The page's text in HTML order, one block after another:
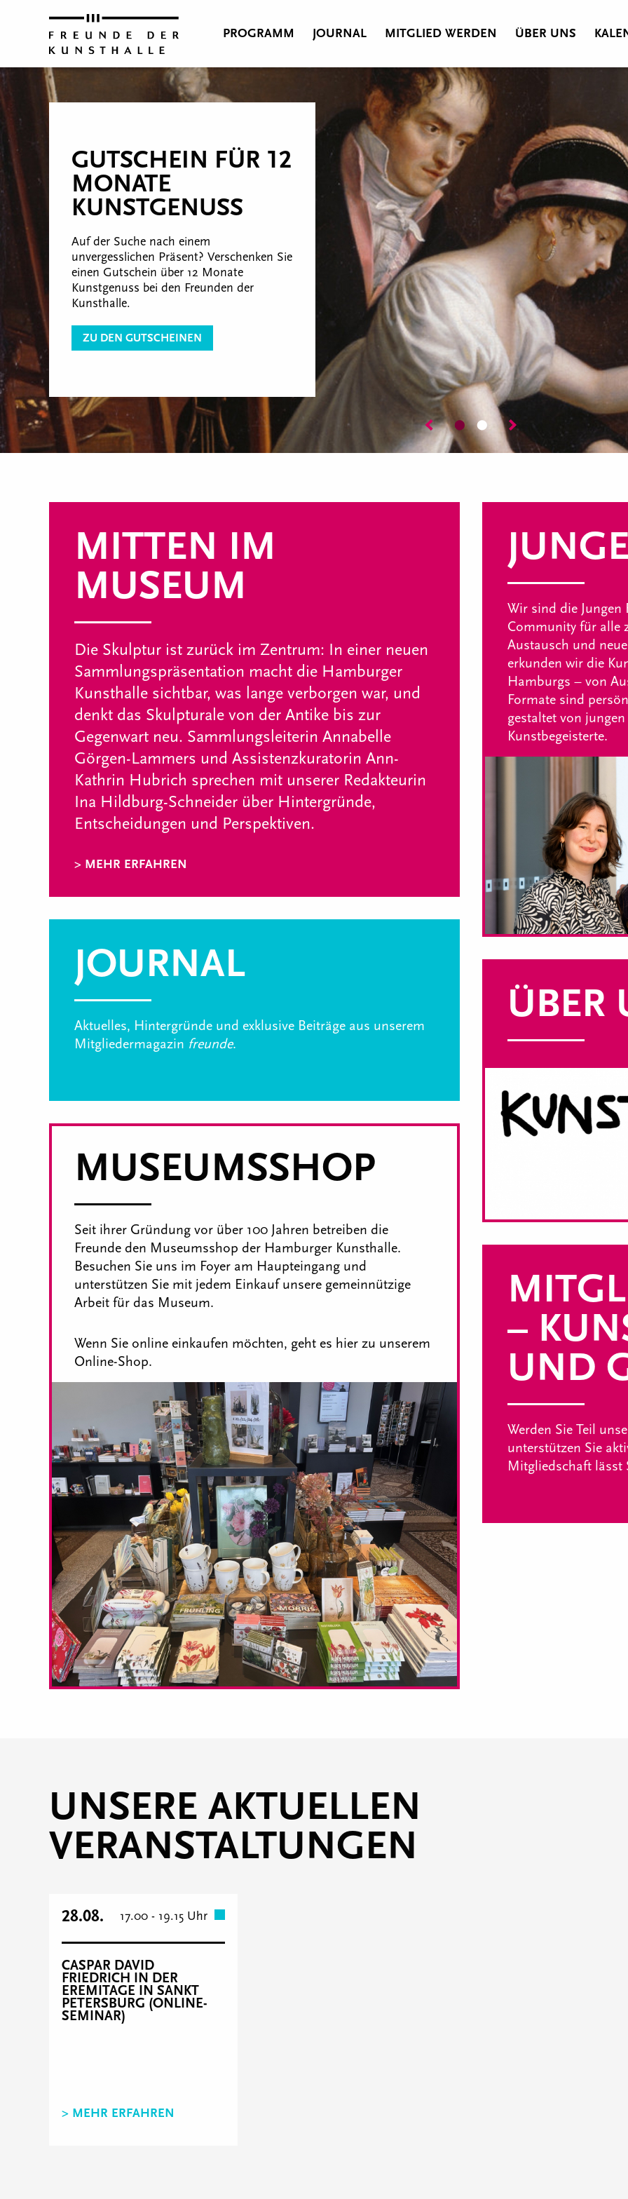
PROGRAMM JOURNAL MITGLIED WERDEN ÜBER UNS
GUTSCHEIN FÜR 12
MONATE
KUNSTGENUSS
Auf der Suche nach einem
unvergesslichen Präsent? Verschenken Sie
einen Gutschein über 12 Monate
Kunstgenuss bei den Freunden der
Kunsthalle.
ZU DEN GUTSCHEINEN
⬤ ⬤
MITTEN IM
MUSEUM
Die Skulptur ist zurück im Zentrum: In einer neuen
Sammlungspräsentation macht die Hamburger
Kunsthalle sichtbar, was lange verborgen war, und
denkt das Skulpturale von der Antike bis zur
Gegenwart neu. Sammlungsleiterin Annabelle
Görgen-Lammers und Assistenzkuratorin Ann-
Kathrin Hubrich sprechen mit unserer Redakteurin
Ina Hildburg-Schneider über Hintergründe,
Entscheidungen und Perspektiven.
> MEHR ERFAHREN
JOURNAL
Aktuelles, Hintergründe und exklusive Beiträge aus unserem
Mitgliedermagazin freunde.
MUSEUMSSHOP
Seit ihrer Gründung vor über 100 Jahren betreiben die
Freunde den Museumsshop der Hamburger Kunsthalle.
Besuchen Sie uns im Foyer am Haupteingang und
unterstützen Sie mit jedem Einkauf unsere gemeinnützige
Arbeit für das Museum.
Wenn Sie online einkaufen möchten, geht es hier zu unserem
Online-Shop.
Wir sind die Jungen
Community für alle
Austausch und
erkunden wir die
Hamburgs – von
Formate sind
gestaltet von
Kunstbegeisterte.
ÜBER
–
UND
Werden Sie Teil
unterstützen Sie
Mitgliedschaft lässt
UNSERE AKTUELLEN
VERANSTALTUNGEN
28.08. 17.00 - 19.15 Uhr
CASPAR DAVID
FRIEDRICH IN DER
EREMITAGE IN SANKT
PETERSBURG (ONLINE-
SEMINAR)
> MEHR ERFAHREN